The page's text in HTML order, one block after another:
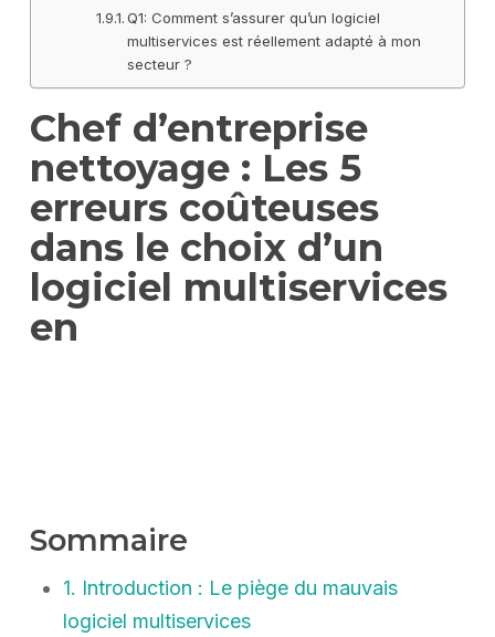
Q1: Comment s’assurer qu’un logiciel
multiservices est réellement adapté à mon
secteur ?
Chef d’entreprise
nettoyage : Les 5
erreurs coûteuses
dans le choix d’un
logiciel multiservices
en
Sommaire
1. Introduction : Le piège du mauvais
logiciel multiservices